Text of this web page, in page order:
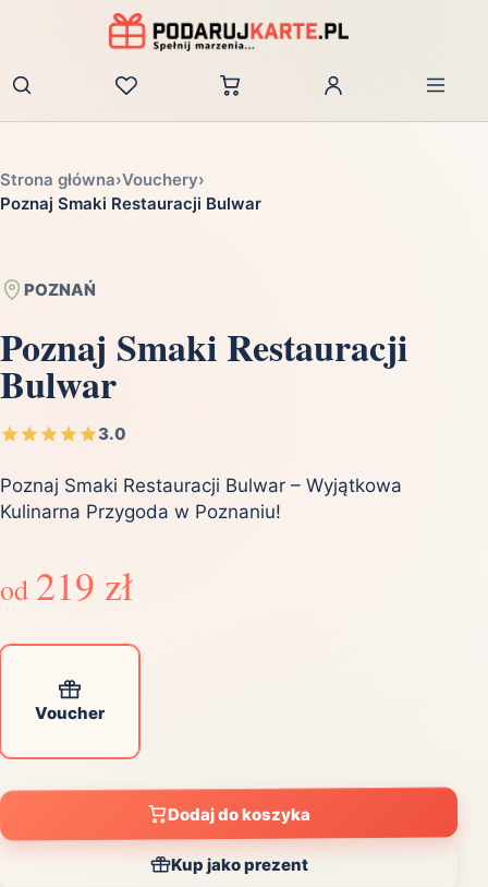
Zaloguj
Strona główna›Vouchery›
Poznaj Smaki Restauracji Bulwar
POZNAŃ
Poznaj Smaki Restauracji
Bulwar
3.0
Poznaj Smaki Restauracji Bulwar – Wyjątkowa
Kulinarna Przygoda w Poznaniu!
od 219 zł
Voucher
Dodaj do koszyka
Kup jako prezent